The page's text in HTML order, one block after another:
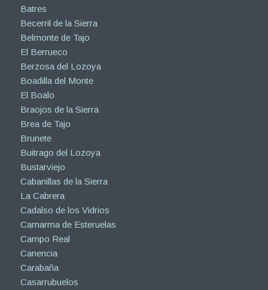
Batres
Becerril de la Sierra
Belmonte de Tajo
El Berrueco
Berzosa del Lozoya
Boadilla del Monte
El Boalo
Braojos de la Sierra
Brea de Tajo
Brunete
Buitrago del Lozoya
Bustarviejo
Cabanillas de la Sierra
La Cabrera
Cadalso de los Vidrios
Camarma de Esteruelas
Campo Real
Canencia
Carabaña
Casarrubuelos